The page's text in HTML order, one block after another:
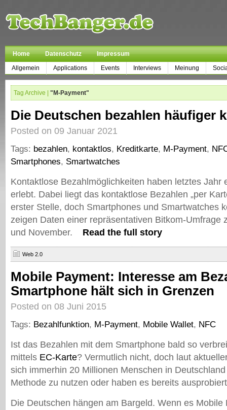
Home Datenschutz
Impressum
Allgemein
Applications Events Interviews Meinung
Tag Archive | "M-Payment"
Die Deutschen bezahlen häufiger
Posted on 09 Januar 2021
Tags: bezahlen, kontaktlos, Kreditkarte, M-Payment,
Smartphones, Smartwatches
Kontaktlose Bezahlmöglichkeiten haben letztes Jahr
erlebt. Dabei liegt das kontaktlose Bezahlen „per
erster Stelle, doch Smartphones und Smartwatches
zeigen Daten einer repräsentativen Bitkom-Umfrage
und November.
Read the full story
Web 2.0
Mobile Payment: Interesse am
Smartphone hält sich in Grenzen
Posted on 08 Juni 2015
Tags: Bezahlfunktion, M-Payment, Mobile Wallet, NFC
Ist das Bezahlen mit dem Smartphone bald so
mittels EC-Karte? Vermutlich nicht, doch laut
sich immerhin 20 Millionen Menschen in
Methode zu nutzen oder haben es bereits
Die Deutschen hängen am Bargeld. Wenn es Mobile